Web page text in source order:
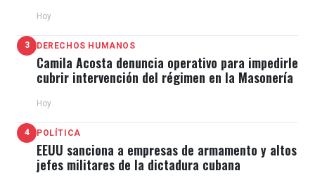
Hoy
3 DERECHOS HUMANOS
Camila Acosta denuncia operativo para impedirle
cubrir intervención del régimen en la Masonería
Hoy
4 POLÍTICA
EEUU sanciona a empresas de armamento y altos
jefes militares de la dictadura cubana